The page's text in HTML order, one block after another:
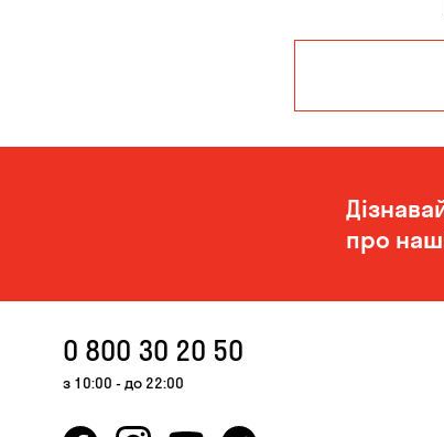
Миколаїв
про
0 800 30 20 50
з 10:00 - до 22:00